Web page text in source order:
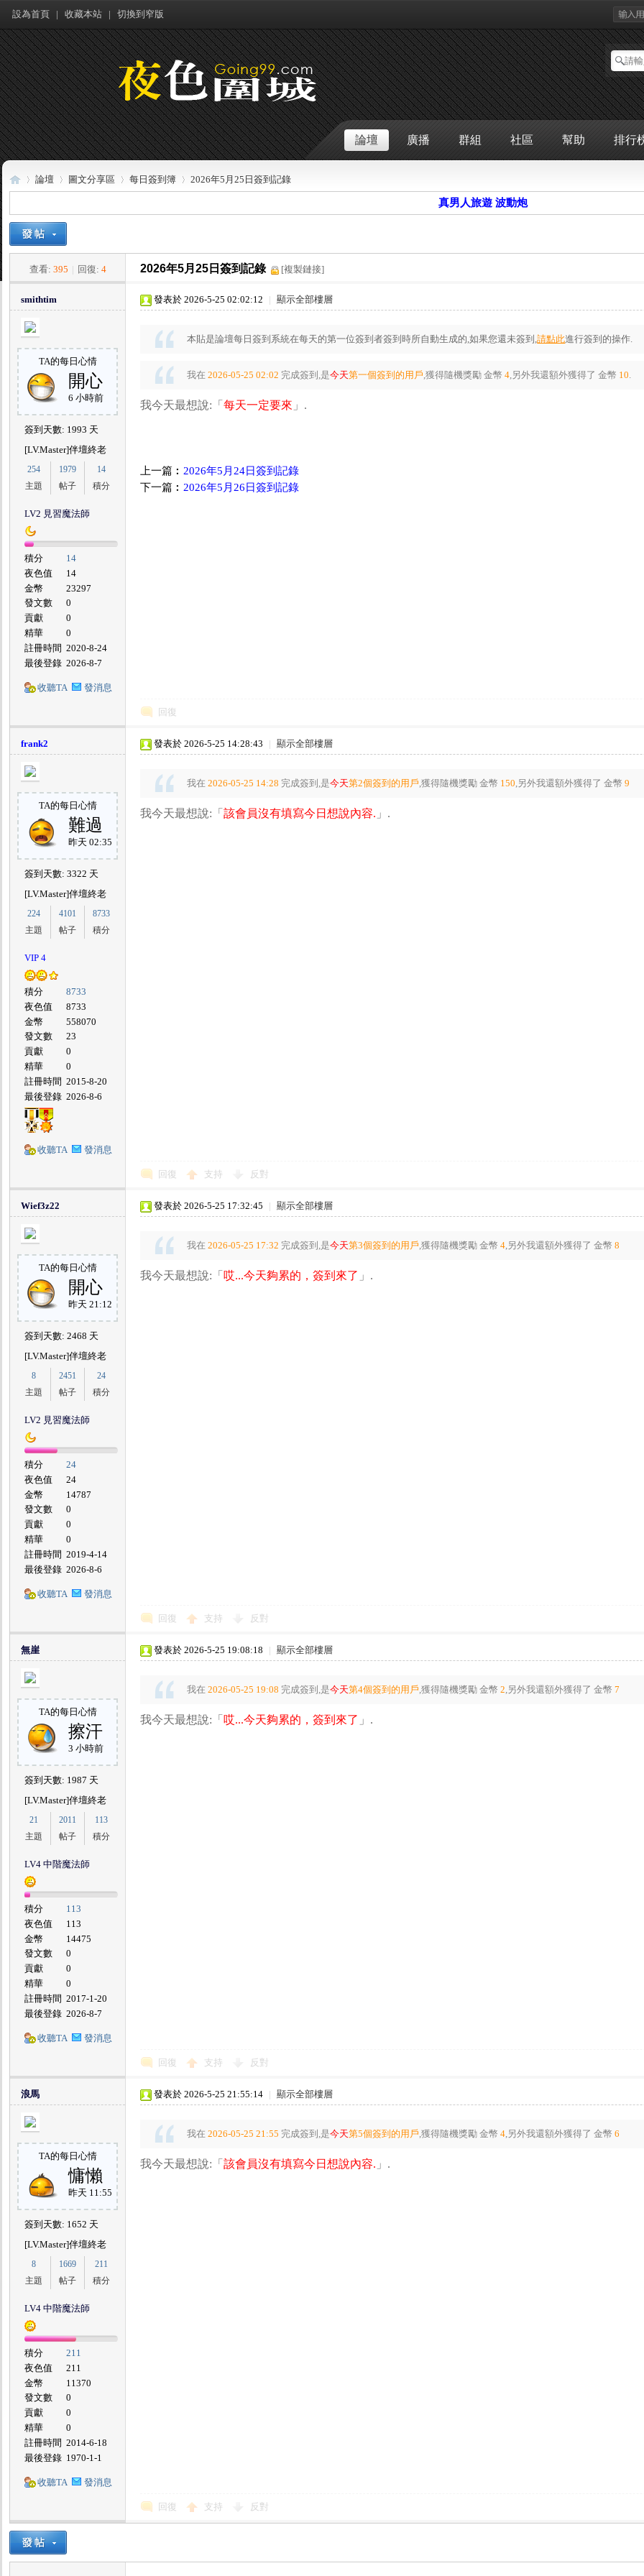
設為首頁 | 收藏本站 | 切換到窄版
論壇 廣播 群組 社區 幫助 排行
色
»
論壇 圖文分享區 每日簽到簿 2026年5月25日簽到記錄
真男人旅遊 波動炮
查看: 395 | 回復: 4 2026年5月25日簽到記錄 [複製鏈接]
smithtim
TA的每日心情
開心
6 小時前
簽到天數: 1993 天
[LV.Master]伴壇終老
254
主題
1979
帖子
14
積分
LV2 見習魔法師
積分
14
夜色值
14
金幣
23297
發文數
0
貢獻
0
精華
0
註冊時間 2020-8-24
最後登錄 2026-8-7
收聽TA 發消息
發表於 2026-5-25 02:02:12 | 顯示全部樓層
本貼是論壇每日簽到系統在每天的第一位簽到者簽到時所自動生成的,如果您還未簽到,請點此進行簽到的操作.
我在 2026-05-25 02:02 完成簽到,是今天第一個簽到的用戶,獲得隨機獎勵金幣4,另外我還額外獲得了 金幣 10.
我今天最想說:「每天一定要來 」.
上一篇︰ 2026年5月24日簽到記錄
下一篇︰ 2026年5月26日簽到記錄
回復
frank2
TA的每日心情
難過
昨天 02:35
簽到天數: 3322 天
[LV.Master]伴壇終老
224
主題
4101
帖子
8733
積分
VIP 4
積分
8733
夜色值
8733
金幣
558070
發文數
23
貢獻
0
精華
0
註冊時間 2015-8-20
最後登錄 2026-8-6
收聽TA 發消息
發表於 2026-5-25 14:28:43 | 顯示全部樓層
我在 2026-05-25 14:28 完成簽到,是今天第2個簽到的用戶,獲得隨機獎勵金幣 150,另外我還額外獲得了 金幣9
我今天最想說:「該會員沒有填寫今日想說內容. 」.
回復 支持 反對
Wief3z22
TA的每日心情
開心
昨天 21:12
簽到天數: 2468 天
[LV.Master]伴壇終老
8
主題
2451
帖子
24
積分
LV2 見習魔法師
積分
24
夜色值
24
金幣
14787
發文數
0
貢獻
0
精華
0
註冊時間 2019-4-14
最後登錄 2026-8-6
收聽TA 發消息
發表於 2026-5-25 17:32:45 | 顯示全部樓層
我在 2026-05-25 17:32 完成簽到,是今天第3個簽到的用戶,獲得隨機獎勵金幣4,另外我還額外獲得了 金幣8
我今天最想說:「 哎...今天夠累的，簽到來了 」.
回復 支持 反對
無崖
TA的每日心情
擦汗
3 小時前
簽到天數: 1987 天
[LV.Master]伴壇終老
21
主題
2011
帖子
113
積分
LV4 中階魔法師
積分
113
夜色值
113
金幣
14475
發文數
0
貢獻
0
精華
0
註冊時間 2017-1-20
最後登錄 2026-8-7
收聽TA 發消息
發表於 2026-5-25 19:08:18 | 顯示全部樓層
我在 2026-05-25 19:08 完成簽到,是今天第4個簽到的用戶,獲得隨機獎勵金幣2,另外我還額外獲得了 金幣7
我今天最想說:「 哎...今天夠累的，簽到來了 」.
回復 支持 反對
浪馬
TA的每日心情
慵懶
昨天 11:55
簽到天數: 1652 天
[LV.Master]伴壇終老
8
主題
1669
帖子
211
積分
LV4 中階魔法師
積分
211
夜色值
211
金幣
11370
發文數
0
貢獻
0
精華
0
註冊時間 2014-6-18
最後登錄 1970-1-1
收聽TA 發消息
發表於 2026-5-25 21:55:14 | 顯示全部樓層
我在 2026-05-25 21:55 完成簽到,是今天第5個簽到的用戶,獲得隨機獎勵金幣4,另外我還額外獲得了 金幣6
我今天最想說:「該會員沒有填寫今日想說內容. 」.
回復 支持 反對